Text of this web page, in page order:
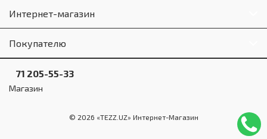
Интернет-магазин
Покупателю
71 205-55-33
Магазин
© 2026 «TEZZ.UZ» Интернет-Магазин